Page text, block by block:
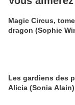
Magic Circus,
dragon (Sophie
Les gardiens des
Alicia (Sonia